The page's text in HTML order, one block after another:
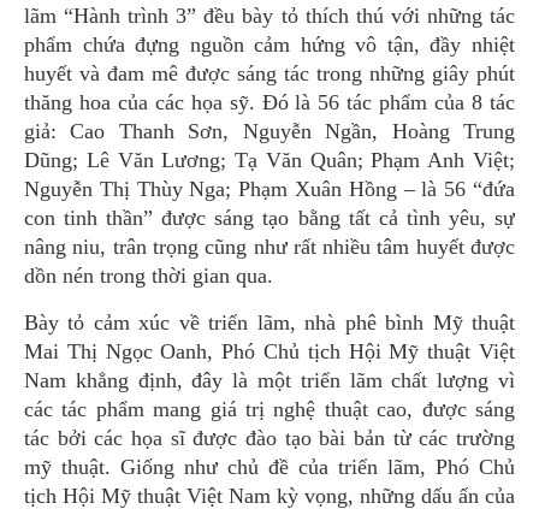
lãm “Hành trình 3” đều bày tỏ thích thú với những tác
phẩm chứa đựng nguồn cảm hứng vô tận, đầy nhiệt
huyết và đam mê được sáng tác trong những giây phút
thăng hoa của các họa sỹ. Đó là 56 tác phẩm của 8 tác
giả: Cao Thanh Sơn, Nguyễn Ngần, Hoàng Trung
Dũng; Lê Văn Lương; Tạ Văn Quân; Phạm Anh Việt;
Nguyễn Thị Thùy Nga; Phạm Xuân Hồng – là 56 “đứa
con tinh thần” được sáng tạo bằng tất cả tình yêu, sự
nâng niu, trân trọng cũng như rất nhiều tâm huyết được
dồn nén trong thời gian qua.
Bày tỏ cảm xúc về triển lãm, nhà phê bình Mỹ thuật
Mai Thị Ngọc Oanh, Phó Chủ tịch Hội Mỹ thuật Việt
Nam khẳng định, đây là một triển lãm chất lượng vì
các tác phẩm mang giá trị nghệ thuật cao, được sáng
tác bởi các họa sĩ được đào tạo bài bản từ các trường
mỹ thuật. Giống như chủ đề của triển lãm, Phó Chủ
tịch Hội Mỹ thuật Việt Nam kỳ vọng, những dấu ấn của